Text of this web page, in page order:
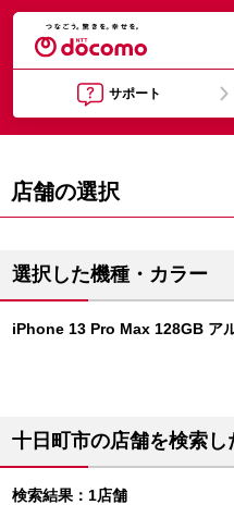
サポート
店舗の選択
選択した機種・カラー
iPhone 13 Pro Max 128GB ア
十日町市の店舗を検索
検索結果：1店舗